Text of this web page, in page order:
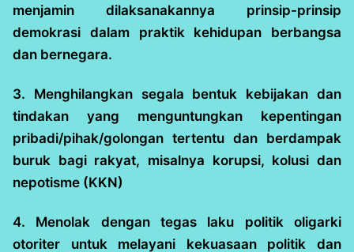
menjamin dilaksanakannya prinsip-prinsip
demokrasi dalam praktik kehidupan berbangsa
dan bernegara.
3. Menghilangkan segala bentuk kebijakan dan
tindakan yang menguntungkan kepentingan
pribadi/pihak/golongan tertentu dan berdampak
buruk bagi rakyat, misalnya korupsi, kolusi dan
nepotisme (KKN)
4. Menolak dengan tegas laku politik oligarki
otoriter untuk melayani kekuasaan politik dan